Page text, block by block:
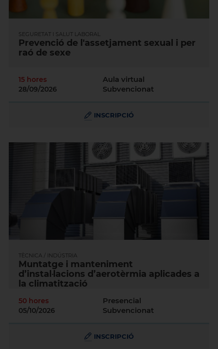
SEGURETAT I SALUT LABORAL
Prevenció de l'assetjament sexual i per
raó de sexe
15 hores
28/09/2026
Aula virtual
Subvencionat
INSCRIPCIÓ
TÈCNICA / INDÚSTRIA
Muntatge i manteniment
d’instal·lacions d’aerotèrmia aplicades a
la climatització
50 hores
05/10/2026
Presencial
Subvencionat
INSCRIPCIÓ